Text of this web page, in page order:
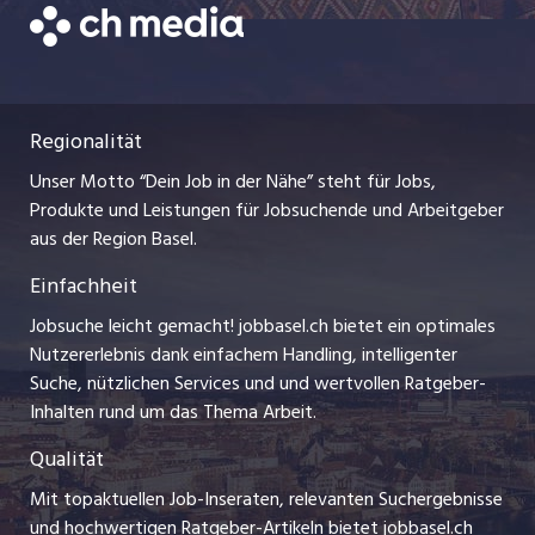
sammeln
Arbeitsmarkt
verbessern.
Temporäre Jobs
Lehrstellen
Ferienjobs
Management / Kader-Jobs
Arbeitgeber
Jobline
Datenschutzerklärung
Impressum
Stellenmeldepflicht
Bewerber-Cockpit
zentraljob.ch
myjob.ch
jobzüri.ch
ajourjob.ch
bzbasel.ch
CH Media
Regionalität
Unser Motto “Dein Job in der Nähe” steht für Jobs,
Produkte und Leistungen für Jobsuchende und Arbeitgeber
aus der Region Basel.
Einfachheit
Jobsuche leicht gemacht! jobbasel.ch bietet ein optimales
Nutzererlebnis dank einfachem Handling, intelligenter
Suche, nützlichen Services und und wertvollen Ratgeber-
Inhalten rund um das Thema Arbeit.
Qualität
Mit topaktuellen Job-Inseraten, relevanten Suchergebnisse
und hochwertigen Ratgeber-Artikeln bietet jobbasel.ch